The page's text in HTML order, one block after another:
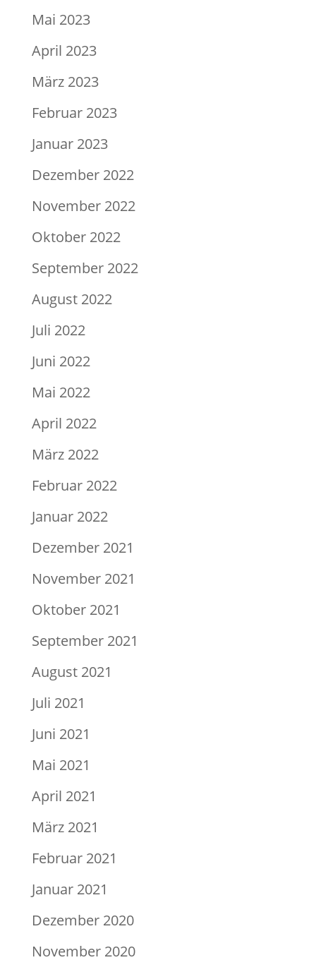
Mai 2023
April 2023
März 2023
Februar 2023
Januar 2023
Dezember 2022
November 2022
Oktober 2022
September 2022
August 2022
Juli 2022
Juni 2022
Mai 2022
April 2022
März 2022
Februar 2022
Januar 2022
Dezember 2021
November 2021
Oktober 2021
September 2021
August 2021
Juli 2021
Juni 2021
Mai 2021
April 2021
März 2021
Februar 2021
Januar 2021
Dezember 2020
November 2020